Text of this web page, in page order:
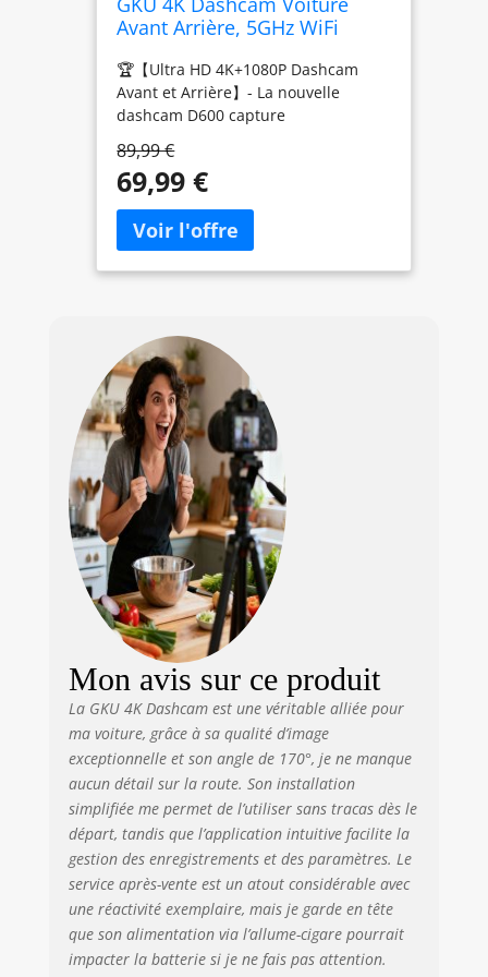
Avant Arrière, 5GHz WiFi
🏆【Ultra HD 4K+1080P Dashcam
Avant et Arrière】- La nouvelle
dashcam D600 capture
avec une résolution avant 4K et
arrière 1080P. En mode caméra
voiture avant seule, après avoir
débranché la caméra arrière, elle
fonctionne aussi en 4K 2160P/30fps.
Avec son objectif grand angle 170°,
images claires même en faible
luminosité, afin de couvrir chaque
angle de conduite sur la route sans
rien manquer. 📱【Contrôle
5.8GHz/2.4GHz WiFi et APP intégré】-
Le dashcam voiture est livré avec
l'application "GKU GO" pour
smartphones Android ou iOS pour
obtenir un flux en direct, télécharger
des vidéos, modifier les paramètres,
éditer et partager vos séquences
simplement. D'une simple pression
du doigt, vous permettant de
partager des morceaux de n'importe
quel voyage avec vos amis et votre
famille. Remarque : La portée
effective du WiFi est de 3 à 5 m et la
connexion à distance n’est pas prise
en charge. 🔁【Enregistrement en
boucle fluide et G-sensor】- Lorsque
la carte SD est pleine, les nouveaux
enregistrements écrasent
automatiquement les plus anciens.
Déclenchée par le G-sensor, la dash
cam détecte automatiquement les
vibrations ou chocs soudains et
verrouille la vidéo pour éviter qu’elle
ne soit écrasée. Ces vidéos peuvent
89,99 €
69,99 €
Mon avis sur ce produit
La GKU 4K Dashcam est une véritable alliée pour
ma voiture, grâce à sa qualité d’image
exceptionnelle et son angle de 170°, je ne manque
aucun détail sur la route. Son installation
simplifiée me permet de l’utiliser sans tracas dès le
départ, tandis que l’application intuitive facilite la
gestion des enregistrements et des paramètres. Le
service après-vente est un atout considérable avec
une réactivité exemplaire, mais je garde en tête
que son alimentation via l’allume-cigare pourrait
impacter la batterie si je ne fais pas attention.